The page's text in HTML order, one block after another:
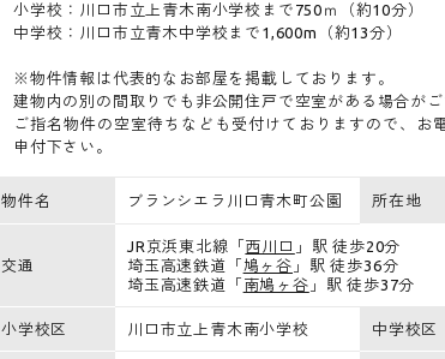
小学校：川口市立上青木南小学校まで750ｍ（約10分）
中学校：川口市立青木中学校まで1,600m（約13分）
※物件情報は代表的なお部屋を掲載しております。
建物内の別の間取りでも非公開住戸で空室がある場合がご
ご指名物件の空室待ちなども受付けておりますので、お
申付下さい。
物件名 ブランシエラ川口青木町公園 所在地
交通
JR京浜東北線「 西川口 」駅 徒歩20分
埼玉高速鉄道「 鳩ヶ谷 」駅 徒歩36分
埼玉高速鉄道「 南鳩ヶ谷 」駅 徒歩37分
小学校区 川口市立上青木南小学校 中学校区